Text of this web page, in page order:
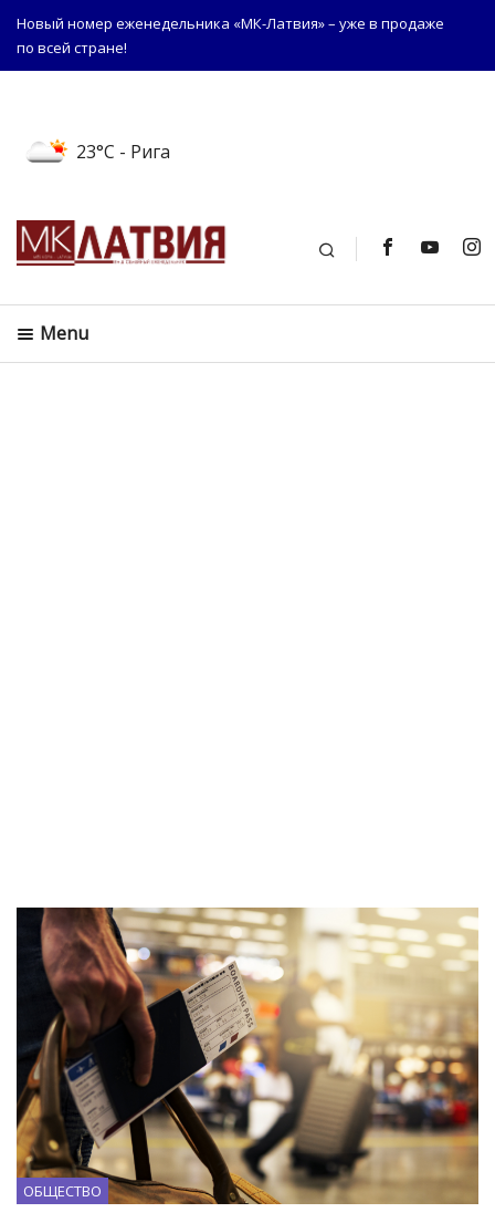
Новый номер еженедельника «МК-Латвия» – уже в продаже
по всей стране!
23°C - Рига
Поиск
Menu
ОБЩЕСТВО